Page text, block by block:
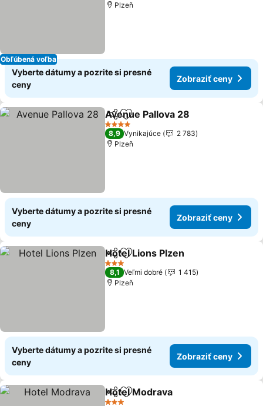
Obľúbená voľba
Plzeň
Vyberte dátumy a pozrite si presné
ceny
Zobraziť ceny
ZdieľaťPridať do obľúbených
Avenue Pallova 28
4 Počet hviezdičiek
8,9 Vynikajúce
2 783
Plzeň
Vyberte dátumy a pozrite si presné
ceny
Zobraziť ceny
ZdieľaťPridať do obľúbených
Hotel Lions Plzen
3 Počet hviezdičiek
8,1 Veľmi dobré
1 415
Plzeň
Vyberte dátumy a pozrite si presné
ceny
Zobraziť ceny
ZdieľaťPridať do obľúbených
Hotel Modrava